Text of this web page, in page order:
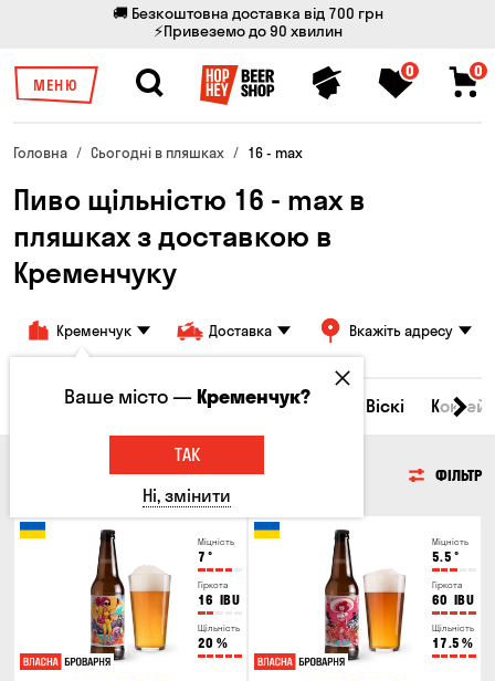
🚚 Безкоштовна доставка від 700 грн
⚡Привеземо до 90 хвилин
МЕНЮ
0 0
Головна Сьогодні в пляшках 16 - max
Пиво щільністю 16 - max в
пляшках з доставкою в
Кременчуку
Кременчук Доставка Вкажіть адресу
Всі товари Пиво Сидр Вино Віскі
ФІЛЬТР
Міцність
7 °
Гіркота
16 IBU
Щільність
20 %
Міцність
5.5 °
Гіркота
60 IBU
Щільність
17.5 %
Ваше місто —Кременчук?
ТАК
Ні, змінити